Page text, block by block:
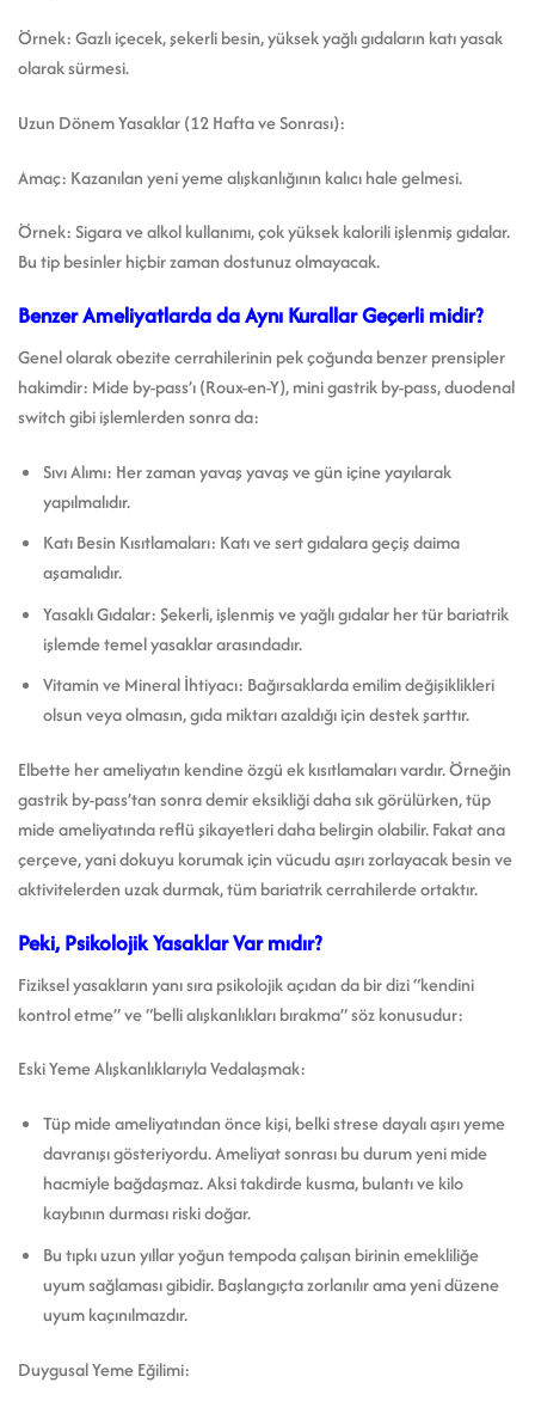
Örnek: Gazlı içecek, şekerli besin, yüksek yağlı gıdaların katı yasak
olarak sürmesi.
Uzun Dönem Yasaklar (12 Hafta ve Sonrası):
Amaç: Kazanılan yeni yeme alışkanlığının kalıcı hale gelmesi.
Örnek: Sigara ve alkol kullanımı, çok yüksek kalorili işlenmiş gıdalar.
Bu tip besinler hiçbir zaman dostunuz olmayacak.
Benzer Ameliyatlarda da Aynı Kurallar Geçerli midir?
Genel olarak obezite cerrahilerinin pek çoğunda benzer prensipler
hakimdir: Mide by-pass’ı (Roux-en-Y), mini gastrik by-pass, duodenal
switch gibi işlemlerden sonra da:
Sıvı Alımı: Her zaman yavaş yavaş ve gün içine yayılarak
yapılmalıdır.
Katı Besin Kısıtlamaları: Katı ve sert gıdalara geçiş daima
aşamalıdır.
Yasaklı Gıdalar: Şekerli, işlenmiş ve yağlı gıdalar her tür bariatrik
işlemde temel yasaklar arasındadır.
Vitamin ve Mineral İhtiyacı: Bağırsaklarda emilim değişiklikleri
olsun veya olmasın, gıda miktarı azaldığı için destek şarttır.
Elbette her ameliyatın kendine özgü ek kısıtlamaları vardır. Örneğin
gastrik by-pass’tan sonra demir eksikliği daha sık görülürken, tüp
mide ameliyatında reflü şikayetleri daha belirgin olabilir. Fakat ana
çerçeve, yani dokuyu korumak için vücudu aşırı zorlayacak besin ve
aktivitelerden uzak durmak, tüm bariatrik cerrahilerde ortaktır.
Peki, Psikolojik Yasaklar Var mıdır?
Fiziksel yasakların yanı sıra psikolojik açıdan da bir dizi “kendini
kontrol etme” ve “belli alışkanlıkları bırakma” söz konusudur:
Eski Yeme Alışkanlıklarıyla Vedalaşmak:
Tüp mide ameliyatından önce kişi, belki strese dayalı aşırı yeme
davranışı gösteriyordu. Ameliyat sonrası bu durum yeni mide
hacmiyle bağdaşmaz. Aksi takdirde kusma, bulantı ve kilo
kaybının durması riski doğar.
Bu tıpkı uzun yıllar yoğun tempoda çalışan birinin emekliliğe
uyum sağlaması gibidir. Başlangıçta zorlanılır ama yeni düzene
uyum kaçınılmazdır.
Duygusal Yeme Eğilimi: